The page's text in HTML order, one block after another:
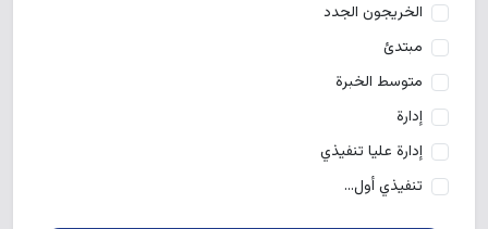
الخريجون الجدد
مبتدئ
متوسط الخبرة
إدارة
إدارة عليا تنفيذي
تنفيذي أول...